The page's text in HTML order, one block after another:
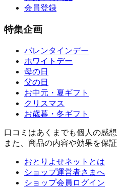
会員登録
特集企画
バレンタインデー
ホワイトデー
母の日
父の日
お中元・夏ギフト
クリスマス
お歳暮・冬ギフト
口コミはあくまでも個人の感
また、商品の内容や効果を保
おとりよせネットとは
ショップ運営者さまへ
ショップ会員ログイン